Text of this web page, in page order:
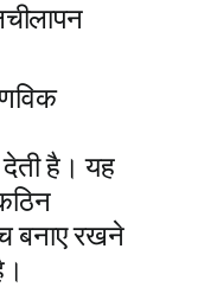
है। यह
बनाए रखने